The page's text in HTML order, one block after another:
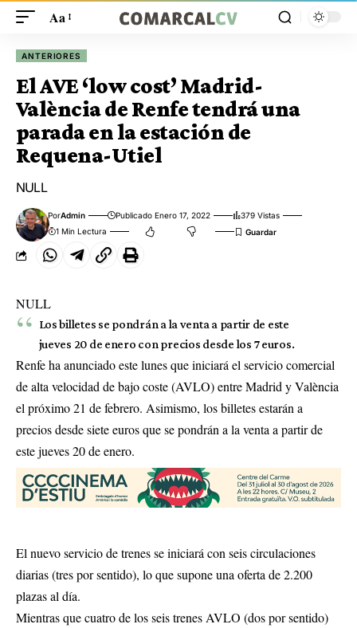
Aa
ANTERIORES
El AVE ‘low cost’ Madrid-
València de Renfe tendrá una
parada en la estación de
Requena-Utiel
NULL
PorAdmin Publicado Enero 17, 2022
379 Vistas
1 Min Lectura
NULL
Los billetes se pondrán a la venta a partir de este
jueves 20 de enero con precios desde los 7 euros.
Renfe ha anunciado este lunes que iniciará el servicio comercial
de alta velocidad de bajo coste (AVLO) entre Madrid y València
el próximo 21 de febrero. Asimismo, los billetes estarán a
precios desde siete euros que se pondrán a la venta a partir de
este jueves 20 de enero.
El nuevo servicio de trenes se iniciará con seis circulaciones
diarias (tres por sentido), lo que supone una oferta de 2.200
plazas al día.
Mientras que cuatro de los seis trenes AVLO (dos por sentido)